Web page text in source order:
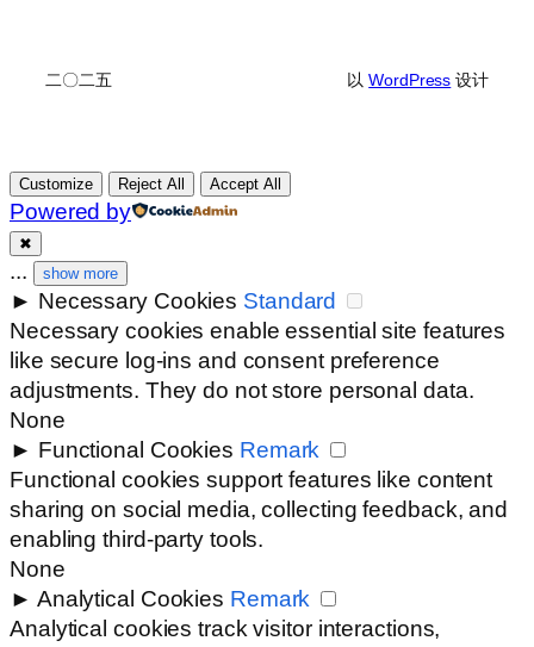
二〇二五 以WordPress 设计
Customize Reject All Accept All
Powered by
✖
... show more
► Necessary Cookies Standard
Necessary cookies enable essential site features
like secure log-ins and consent preference
adjustments. They do not store personal data.
None
► Functional Cookies Remark
Functional cookies support features like content
sharing on social media, collecting feedback, and
enabling third-party tools.
None
► Analytical Cookies Remark
Analytical cookies track visitor interactions,